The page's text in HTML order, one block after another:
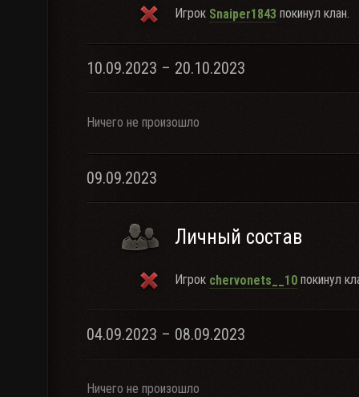
Игрок Snaiper1843 покинул клан.
10.09.2023 – 20.10.2023
Ничего не произошло
09.09.2023
Личный состав
Игрок chervonets__10 покинул
04.09.2023 – 08.09.2023
Ничего не произошло